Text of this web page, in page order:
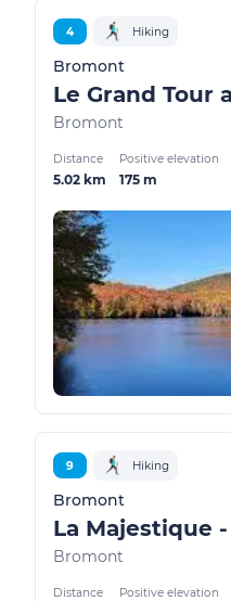
4 Hiking
Bromont
Bromont
Distance
5.02 km
Positive elevation
175 m
9 Hiking
Bromont
Bromont
Distance Positive elevation